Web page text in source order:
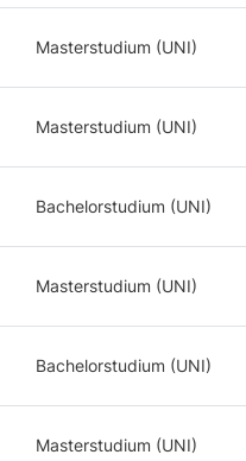
Masterstudium (UNI)
Masterstudium (UNI)
Bachelorstudium (UNI)
Masterstudium (UNI)
Bachelorstudium (UNI)
Masterstudium (UNI)